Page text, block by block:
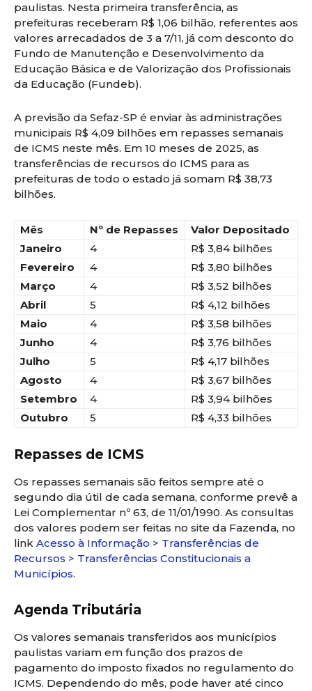
paulistas. Nesta primeira transferência, as
prefeituras receberam R$ 1,06 bilhão, referentes aos
valores arrecadados de 3 a 7/11, já com desconto do
Fundo de Manutenção e Desenvolvimento da
Educação Básica e de Valorização dos Profissionais
da Educação (Fundeb).
A previsão da Sefaz-SP é enviar às administrações
municipais R$ 4,09 bilhões em repasses s​emanais
de ICMS neste mês. Em 10 meses de 2025, as
transferências de recursos do ICMS para as
prefeituras de todo o estado já somam R$ 38,73
bilhões.
Mês Nº de Repasses
Valor Depositado
Janeiro
4
R$ 3,84 bilhões
Fevereiro
4
R$ 3,80 bilhões
Março
4
R$ 3,52 bilhões
Abril
5
R$ 4,12 bilhões
Maio
4
R$ 3,58 bilhões
Junho
4
R$ 3,76 bilhões
Julho
5
R$ 4,17 bilhões
Agosto
4
R$ 3,67 bilhões
Setembro
4
R$ 3,94 bilhões
Outubro
5 R$ 4,33 bilhões
Repasses de ICMS ​​
Os repasses semanais são feitos sempre até o
segundo dia útil de cada semana, conforme prevê a
Lei Complementar nº 63, de 11/01/1990. As consultas
dos valores podem ser feitas no​​ site da Fazenda, no
link Acesso à Informação > Transferências de
Recursos > Transferências Constitucionais a
Municípios.
Agenda Tributária
Os valores semanais transferidos aos municípios
paulistas variam em função dos prazos de
pagamento do imposto fixados no regulamento do
ICMS. Dependendo do mês, pode haver até cinco